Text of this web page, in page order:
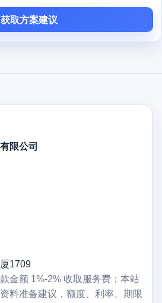
获取方案建议
限公司
1709
金额 1%-2% 收取服务费；本站
料准备建议，额度、利率、期限